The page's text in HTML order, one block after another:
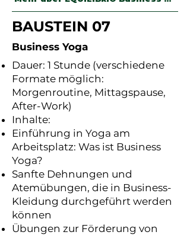
BAUSTEIN 07
Business Yoga
Dauer: 1 Stunde (verschiedene
Formate möglich:
Morgenroutine, Mittagspause,
After-Work)
Inhalte:
Einführung in Yoga am
Arbeitsplatz: Was ist Business
Yoga?
Sanfte Dehnungen und
Atemübungen, die in Business-
Kleidung durchgeführt werden
können
Übungen zur Förderung von